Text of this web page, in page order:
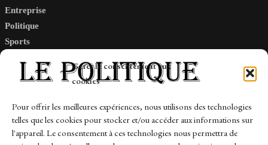
Gérer le consentement aux
cookies
Pour offrir les meilleures expériences, nous utilisons des technologies
telles que les cookies pour stocker et/ou accéder aux informations sur
l'appareil. Le consentement à ces technologies nous permettra de
Entreprise
Politique
Sports
Links